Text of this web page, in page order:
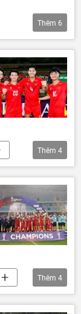
Thêm 6
Thêm 4
Thêm 4